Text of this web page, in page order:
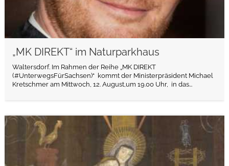
„MK DIREKT“ im Naturparkhaus
Waltersdorf. Im Rahmen der Reihe „MK DIREKT
(#UnterwegsFürSachsen)“ kommt der Ministerpräsident Michael
Kretschmer am Mittwoch, 12. August,um 19.00 Uhr, in das...
weiterlesen